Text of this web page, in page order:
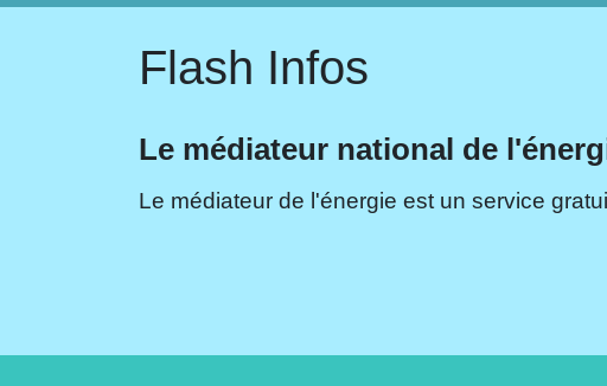
Flash Infos
Le médiateur national de
Le médiateur de l'énergie est un service